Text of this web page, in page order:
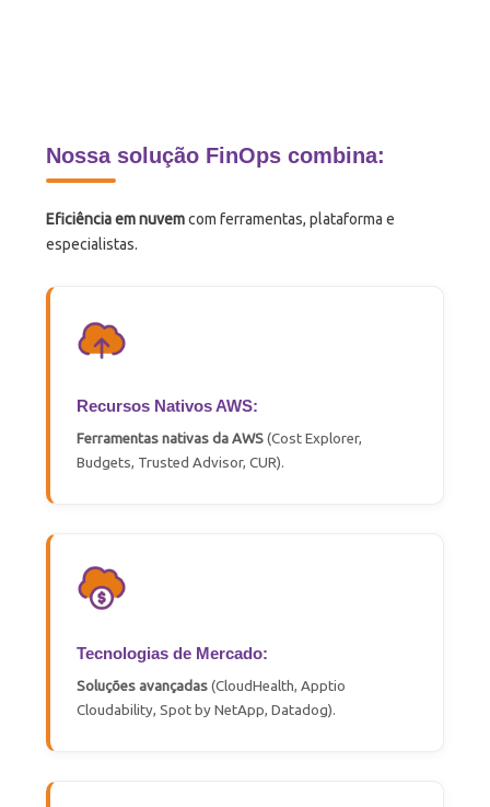
Nossa solução FinOps combina:
Eficiência em nuvemcom ferramentas, plataforma e
especialistas.
Recursos Nativos AWS:
Ferramentasnativas da AWS (Cost Explorer,
Budgets, Trusted Advisor, CUR).
Tecnologias de Mercado:
Soluções avançadas (CloudHealth,Apptio
Cloudability, Spot by NetApp,Datadog).